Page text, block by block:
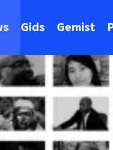
Gids Gemist